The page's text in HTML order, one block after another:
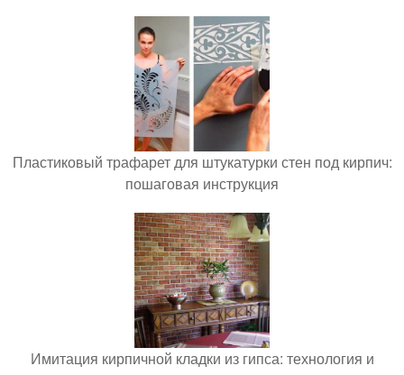
Пластиковый трафарет для штукатурки стен под кирпич:
пошаговая инструкция
Имитация кирпичной кладки из гипса: технология и